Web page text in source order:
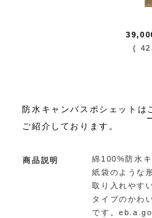
(
防水キャンバスポシェットは
ご紹介しております。
商品説明
綿100%防水
紙袋のような
取り入れやす
タイプのかわ
です。